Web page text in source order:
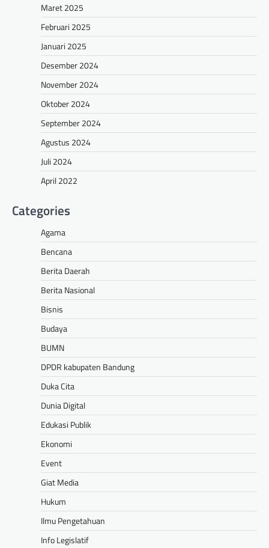
Maret 2025
Februari 2025
Januari 2025
Desember 2024
November 2024
Oktober 2024
September 2024
Agustus 2024
Juli 2024
April 2022
Categories
Agama
Bencana
Berita Daerah
Berita Nasional
Bisnis
Budaya
BUMN
DPDR kabupaten Bandung
Duka Cita
Dunia Digital
Edukasi Publik
Ekonomi
Event
Giat Media
Hukum
Ilmu Pengetahuan
Info Legislatif